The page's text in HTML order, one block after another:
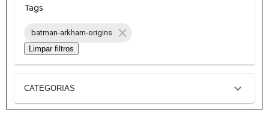
Tags
batman-arkham-origins
Limpar filtros
CATEGORIAS